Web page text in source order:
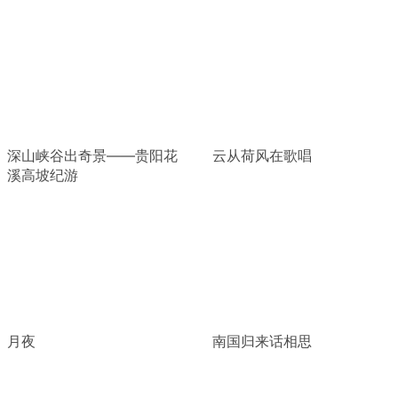
深山峡谷出奇景——贵阳花
溪高坡纪游
云从荷风在歌唱
月夜 南国归来话相思